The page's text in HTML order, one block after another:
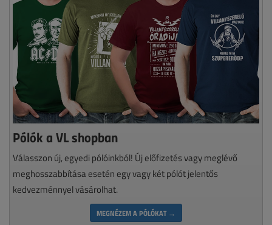
Pólók a VL shopban
Válasszon új, egyedi pólóinkból! Új előfizetés vagy meglévő
meghosszabbítása esetén egy vagy két pólót jelentős
kedvezménnyel vásárolhat.
MEGNÉZEM A PÓLÓKAT →